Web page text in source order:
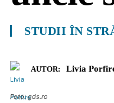
STUDII ÎN
AUTOR: Livia
Foto: gds.ro